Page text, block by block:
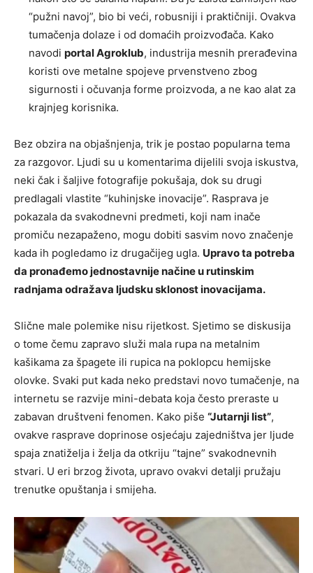
“pužni navoj”, bio bi veći, robusniji i praktičniji. Ovakva
tumačenja dolaze i od domaćih proizvođača. Kako
navodi portal Agroklub, industrija mesnih prerađevina
koristi ove metalne spojeve prvenstveno zbog
sigurnosti i očuvanja forme proizvoda, a ne kao alat za
krajnjeg korisnika.
Bez obzira na objašnjenja, trik je postao popularna tema
za razgovor. Ljudi su u komentarima dijelili svoja iskustva,
neki čak i šaljive fotografije pokušaja, dok su drugi
predlagali vlastite “kuhinjske inovacije”. Rasprava je
pokazala da svakodnevni predmeti, koji nam inače
promiču nezapaženo, mogu dobiti sasvim novo značenje
kada ih pogledamo iz drugačijeg ugla. Upravo ta potreba
da pronađemo jednostavnije načine u rutinskim
radnjama odražava ljudsku sklonost inovacijama.
Slične male polemike nisu rijetkost. Sjetimo se diskusija
o tome čemu zapravo služi mala rupa na metalnim
kašikama za špagete ili rupica na poklopcu hemijske
olovke. Svaki put kada neko predstavi novo tumačenje, na
internetu se razvije mini-debata koja često preraste u
zabavan društveni fenomen. Kako piše “Jutarnji list”,
ovakve rasprave doprinose osjećaju zajedništva jer ljude
spaja znatiželja i želja da otkriju “tajne” svakodnevnih
stvari. U eri brzog života, upravo ovakvi detalji pružaju
trenutke opuštanja i smijeha.